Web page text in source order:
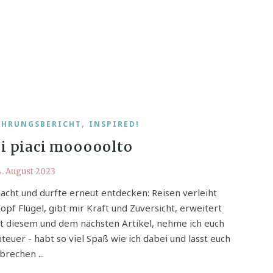
, INSPIRED!
piaci mooooolto
August 2023
und durfte erneut entdecken: Reisen verleiht
Flügel, gibt mir Kraft und Zuversicht, erweitert
und dem nächsten Artikel, nehme ich euch
- habt so viel Spaß wie ich dabei und lasst euch
...